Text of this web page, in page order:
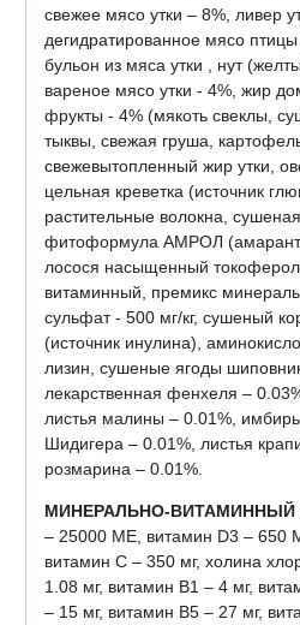
свежее мясо утки – 8%, ливер
дегидратированное мясо птицы
бульон из мяса утки , нут
вареное мясо утки - 4%, жир
фрукты - 4% (мякоть свеклы,
тыквы, свежая груша,
свежевытопленный жир утки,
цельная креветка (источник
растительные волокна,
фитоформула АМРОЛ
лосося насыщенный
витаминный, премикс
сульфат - 500 мг/кг, сушеный
(источник инулина),
лизин, сушеные ягоды
лекарственная фенхеля –
листья малины – 0.01%,
Шидигера – 0.01%, листья
розмарина – 0.01%.
МИНЕРАЛЬНО-ВИТАМИННЫЙ
– 25000 МЕ, витамин D3 – 650
витамин C – 350 мг, холина
1.08 мг, витамин В1 – 4 мг,
– 15 мг, витамин В5 – 27 мг,